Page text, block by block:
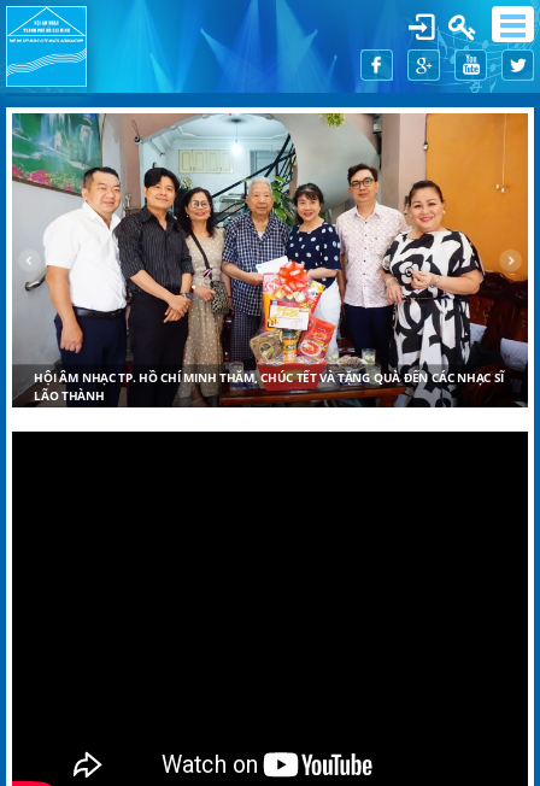
HỘI ÂM NHẠC TP. HCM TỔ CHỨC LỄ TỔNG KẾT, TRAO GIẢI THƯỞNG ÂM NHẠC
NĂM 2025, TẶNG QUÀ TẾT NĂM 2026 CHO HỘI VIÊN LÃO THÀNH